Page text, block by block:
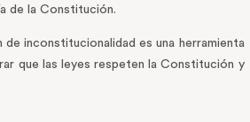
de la Constitución.
de inconstitucionalidad es una herramienta
que las leyes respeten la Constitución y